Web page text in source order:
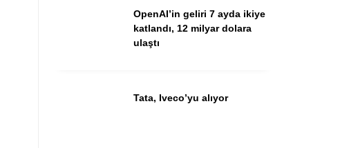
OpenAI’in geliri 7 ayda ikiye
katlandı, 12 milyar dolara
ulaştı
Tata, Iveco’yu alıyor